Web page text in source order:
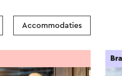
Accommodaties